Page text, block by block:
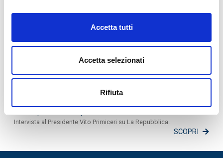
Accetta tutti
Accetta selezionati
Rifiuta
Borsa di Studio “Giorgio Primiceri”
lancia una nuova iniziativa: la Borsa di Studio “Giorgio Primiceri”.
iniziativa e da un desiderio inarrestabile di crescita, sono pronti a
dare il meglio di sé stessi per raggiungere obiettivi ambiziosi.
Intervista al Presidente Vito Primiceri su La Repubblica.
SCOPRI